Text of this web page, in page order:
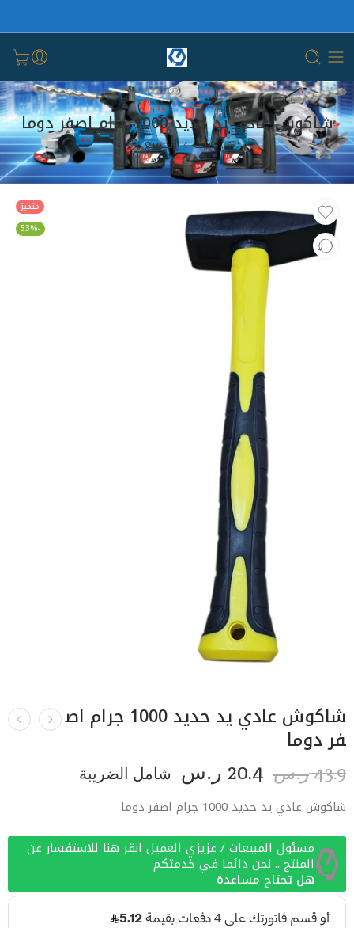
شاكوش عادي يد حديد 1000 جرام اصفر دوما
بيت الجميع
متميز
-53%
شاكوش عادي يد حديد 1000 جرام اص
فر دوما
43.9 ر.س 20.4 ر.س شامل الضريبة
شاكوش عادي يد حديد 1000 جرام اصفر دوما
مسئول المبيعات / عزيزي العميل انقر هنا للاستفسار عن
المنتج .. نحن دائما في خدمتكم
هل تحتاج مساعدة